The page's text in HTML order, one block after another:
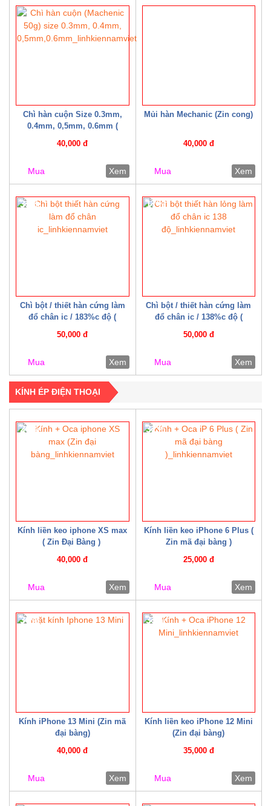
Chì hàn cuộn Size 0.3mm,
0.4mm, 0,5mm, 0.6mm (
40,000 đ
Mua Xem
Mủi hàn Mechanic (Zin cong)
40,000 đ
Mua Xem
Chì bột / thiết hàn cứng làm
đổ chân ic / 183%c độ (
50,000 đ
33%
Mua Xem
Chì bột / thiết hàn cứng làm
đổ chân ic / 138%c độ (
50,000 đ
17%
Mua Xem
KÍNH ÉP ĐIỆN THOẠI
Kính liền keo iphone XS max
( Zin Đại Bàng )
40,000 đ
20%
Mua Xem
Kính liền keo iPhone 6 Plus (
Zin mã đại bàng )
25,000 đ
32%
Mua Xem
Kính iPhone 13 Mini (Zin mã
đại bàng)
40,000 đ
30%
Mua Xem
Kính liền keo iPhone 12 Mini
(Zin đại bàng)
35,000 đ
33%
Mua Xem